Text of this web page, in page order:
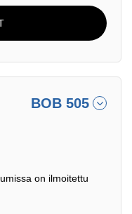
BOB 505
on ilmoitettu